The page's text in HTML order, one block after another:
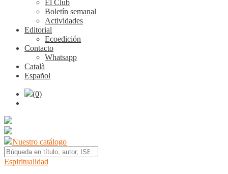
El Club
Boletín semanal
Actividades
Editorial
Ecoedición
Contacto
Whatsapp
Català
Español
(0)
Nuestro catálogo
Espiritualidad